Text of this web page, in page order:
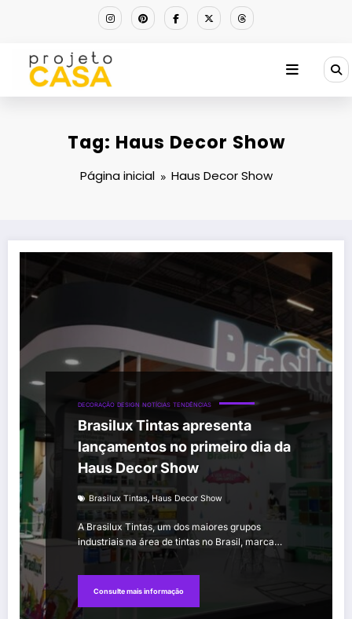
Tag: Haus Decor Show
Página inicial Haus Decor Show
DECORAÇÃO DESIGN NOTÍCIAS TENDÊNCIAS
Brasilux Tintas apresenta
lançamentos no primeiro dia da
Haus Decor Show
Brasilux Tintas, Haus Decor Show
A Brasilux Tintas, um dos maiores grupos
industriais na área de tintas no Brasil, marca…
Consulte mais informação